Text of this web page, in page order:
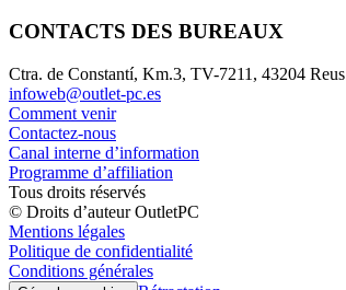
CONTACTS DES BUREAUX
Ctra. de Constantí, Km.3, TV-7211, 43204 Reus
infoweb@outlet-pc.es
Comment venir
Contactez-nous
Canal interne d’information
Programme d’affiliation
Tous droits réservés
© Droits d’auteur OutletPC
Mentions légales
Politique de confidentialité
Conditions générales